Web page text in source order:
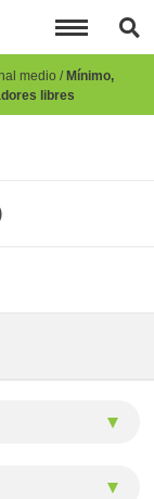
medio Mínimo,
libres